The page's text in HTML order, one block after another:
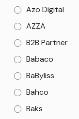
Azo Digital
AZZA
B2B Partner
Babaco
BaByliss
Bahco
Baks